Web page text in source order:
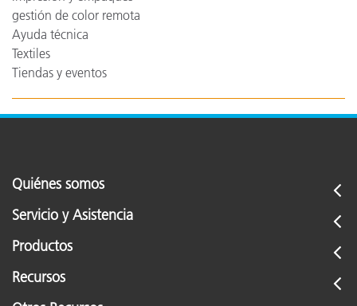
gestión de color remota
Ayuda técnica
Textiles
Tiendas y eventos
Quiénes somos
Servicio y Asistencia
Productos
Recursos